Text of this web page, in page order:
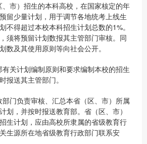
市）招生的本科高校，在国家核定的年
留少量计划，用于调节各地统考上线生
不得超过本校本科招生计划总数的1%。
须将预留计划数报其主管部门审核。同
数及其使用原则等向社会公开。
关计划编制原则和要求编制本校的招生
报送其主管部门。
门负责审核、汇总本省（区、市）所属
划，并按时报送教育部。省（区、市）
生计划，应由高校所隶属的省级教育行
生源所在地省级教育行政部门联系安